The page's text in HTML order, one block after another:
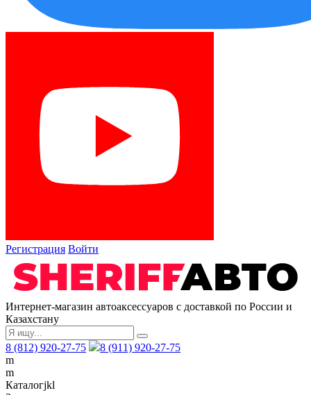
Регистрация Войти
Интернет-магазин автоаксессуаров с доставкой по России и
Казахстану
8 (812) 920-27-75
8 (911) 920-27-75
m
m
Каталогjkl